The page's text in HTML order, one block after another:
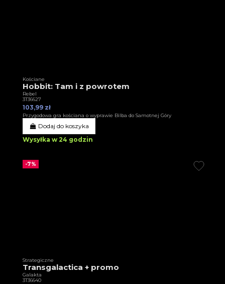
Kościane
Hobbit: Tam i z powrotem
Rebel
3T36627
103,99 zł
Przygodowa gra kościana o wyprawie Bilba do Samotnej Góry
Dodaj do koszyka
Wysyłka w 24 godzin
-7%
Strategiczne
Transgalactica + promo
Galakta
3T36640